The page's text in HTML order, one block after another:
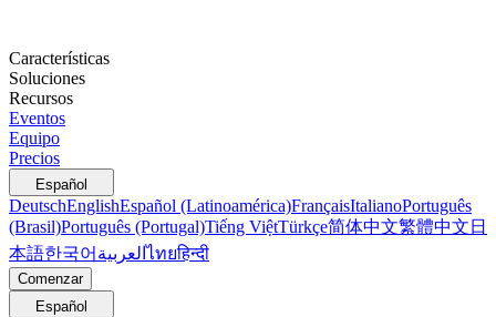
Características
Soluciones
Recursos
Eventos
Equipo
Precios
Español
DeutschEnglishEspañol (Latinoamérica)FrançaisItalianoPortuguês
(Brasil)Português (Portugal)Tiếng ViệtTürkçe简体中文繁體中文 日
本語한국어 العربيةไทยहिन्दी
Comenzar
Español